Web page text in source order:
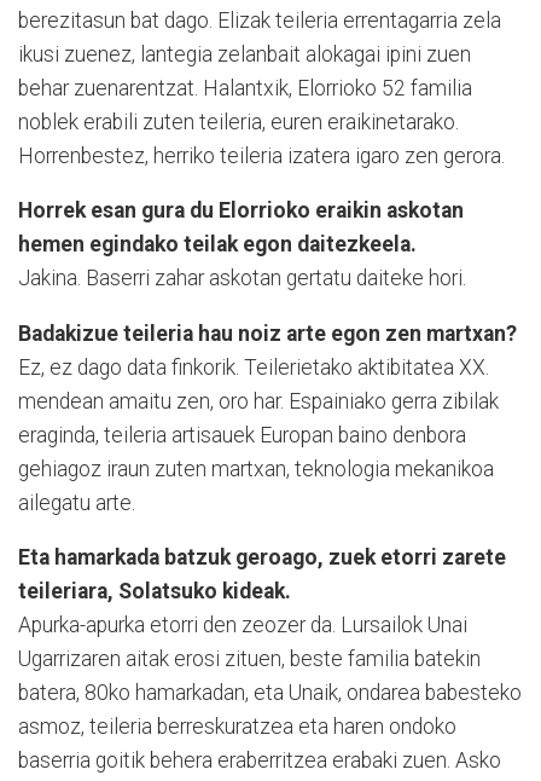
berezitasun bat dago. Elizak teileria errentagarria zela
ikusi zuenez, lantegia zelanbait alokagai ipini zuen
behar zuenarentzat. Halantxik, Elorrioko 52 familia
noblek erabili zuten teileria, euren eraikinetarako.
Horrenbestez, herriko teileria izatera igaro zen gerora.
Horrek esan gura du Elorrioko eraikin askotan
hemen egindako teilak egon daitezkeela.
Jakina. Baserri zahar askotan gertatu daiteke hori.
Badakizue teileria hau noiz arte egon zen martxan?
Ez, ez dago data finkorik. Teilerietako aktibitatea XX.
mendean amaitu zen, oro har. Espainiako gerra zibilak
eraginda, teileria artisauek Europan baino denbora
gehiagoz iraun zuten martxan, teknologia mekanikoa
ailegatu arte.
Eta hamarkada batzuk geroago, zuek etorri zarete
teileriara, Solatsuko kideak.
Apurka-apurka etorri den zeozer da. Lursailok Unai
Ugarrizaren aitak erosi zituen, beste familia batekin
batera, 80ko hamarkadan, eta Unaik, ondarea babesteko
asmoz, teileria berreskuratzea eta haren ondoko
baserria goitik behera eraberritzea erabaki zuen. Asko